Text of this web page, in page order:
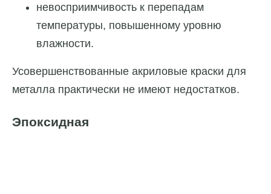
невосприимчивость к перепадам
температуры, повышенному уровню
влажности.
Усовершенствованные акриловые краски для
металла практически не имеют недостатков.
Эпоксидная